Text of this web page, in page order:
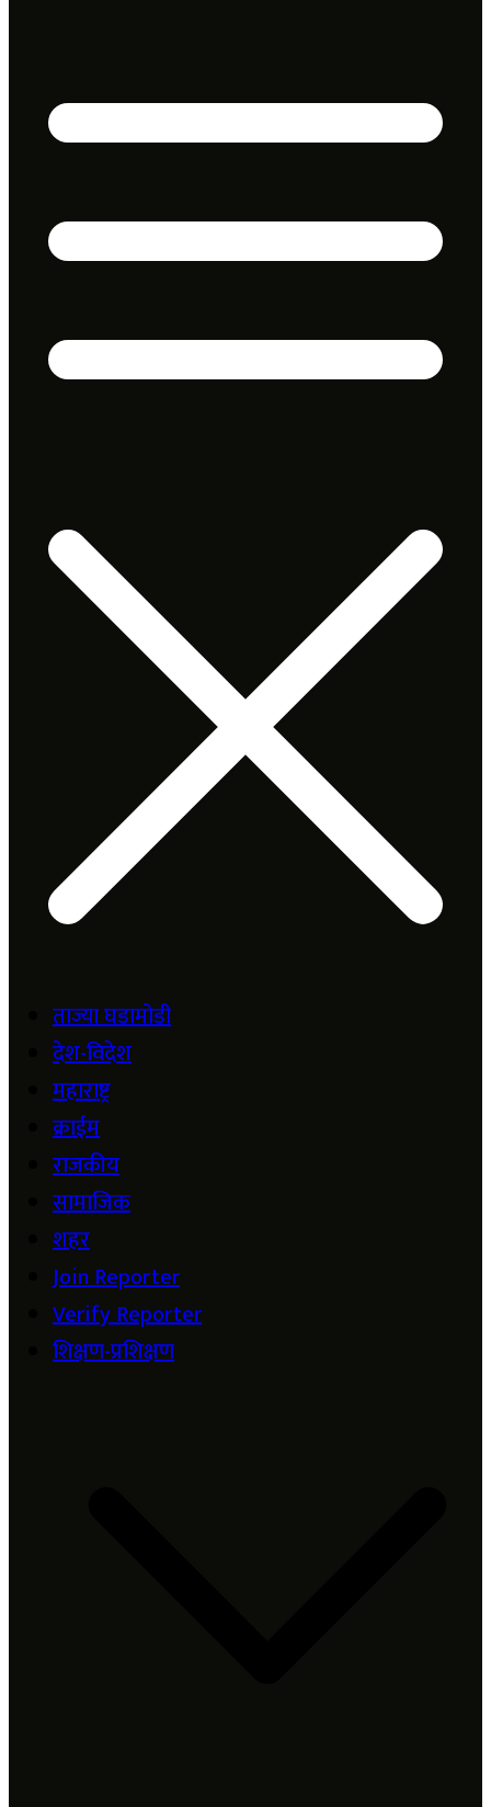
ताज्या घडामोडी
देश-विदेश
महाराष्ट्र
क्राईम
राजकीय
सामाजिक
शहर
Join Reporter
Verify Reporter
शिक्षण-प्रशिक्षण